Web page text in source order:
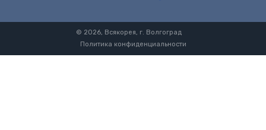
© 2026, Всякорея, г. Волгоград
Политика конфиденциальности